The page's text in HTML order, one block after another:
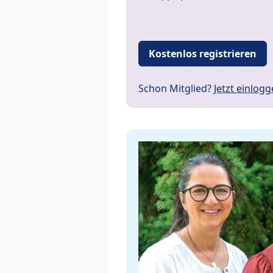
Kostenlos registrieren
Schon Mitglied? Jetzt